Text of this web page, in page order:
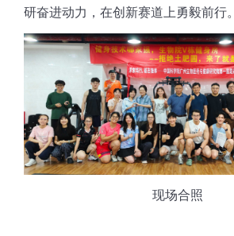
研奋进动力，在创新赛道上勇毅前行。
现场合照